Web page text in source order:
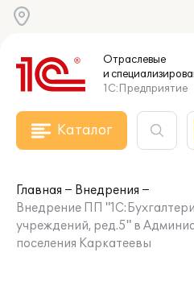
Отраслевые
и
1С:Предприятие
Каталог
Главная
Внедрения
Внедрение ПП
учреждений, ред.5" в
поселения Каркатеевы